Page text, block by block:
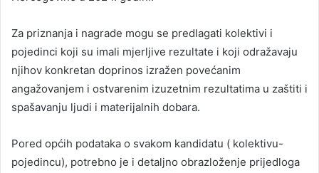
Za priznanja i nagrade mogu se predlagati kolektivi i
pojedinci koji su imali mjerljive rezultate i koji odražavaju
njihov konkretan doprinos izražen povećanim
angažovanjem i ostvarenim izuzetnim rezultatima u zaštiti i
spašavanju ljudi i materijalnih dobara.
Pored općih podataka o svakom kandidatu ( kolektivu-
pojedincu), potrebno je i detaljno obrazloženje prijedloga